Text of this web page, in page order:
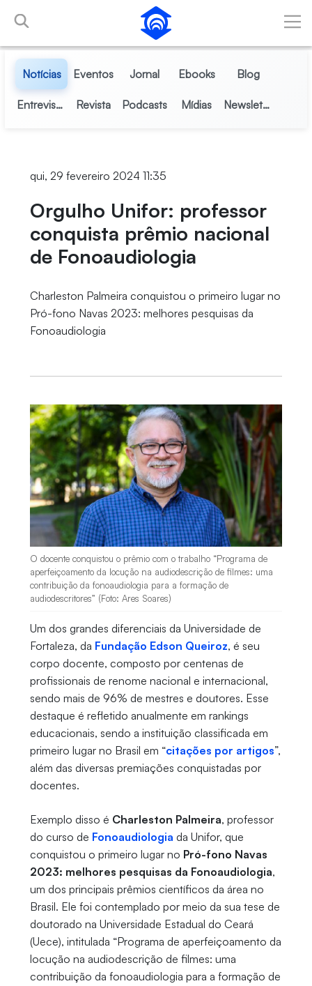
Pular para o Conteúdo principal
Notícias Eventos Jornal Ebooks Blog
Entrevistas Revista Podcasts Mídias Newsletter
qui, 29 fevereiro 2024 11:35
Orgulho Unifor: professor
conquista prêmio nacional
de Fonoaudiologia
Charleston Palmeira conquistou o primeiro lugar no
Pró-fono Navas 2023: melhores pesquisas da
Fonoaudiologia
O docente conquistou o prêmio com o trabalho “Programa de
aperfeiçoamento da locução na audiodescrição de filmes: uma
contribuição da fonoaudiologia para a formação de
audiodescritores” (Foto: Ares Soares)
Um dos grandes diferenciais da Universidade de
Fortaleza, da Fundação Edson Queiroz, é seu
corpo docente, composto por centenas de
profissionais de renome nacional e internacional,
sendo mais de 96% de mestres e doutores. Esse
destaque é refletido anualmente em rankings
educacionais, sendo a instituição classificada em
primeiro lugar no Brasil em “citações por artigos”,
além das diversas premiações conquistadas por
docentes.
Exemplo disso é Charleston Palmeira, professor
do curso de Fonoaudiologia da Unifor, que
conquistou o primeiro lugar no Pró-fono Navas
2023: melhores pesquisas da Fonoaudiologia,
um dos principais prêmios científicos da área no
Brasil. Ele foi contemplado por meio da sua tese de
doutorado na Universidade Estadual do Ceará
(Uece), intitulada “Programa de aperfeiçoamento da
locução na audiodescrição de filmes: uma
contribuição da fonoaudiologia para a formação de